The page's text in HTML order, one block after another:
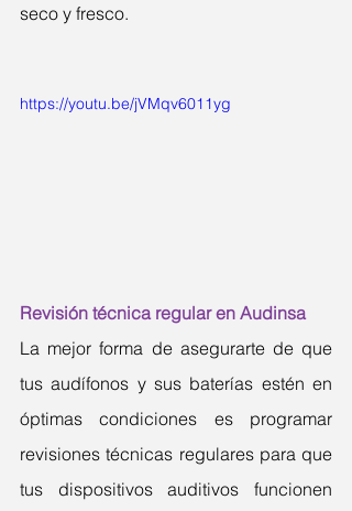
seco y fresco.
https://youtu.be/jVMqv6011yg
Revisión técnica regular en Audinsa
La mejor forma de asegurarte de que
tus audífonos y sus baterías estén en
óptimas condiciones es programar
revisiones técnicas regulares para que
tus dispositivos auditivos funcionen